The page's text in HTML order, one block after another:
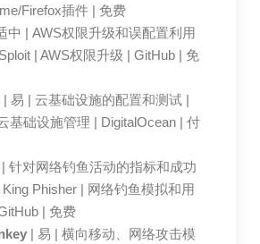
Firefox插件 | 免费
中 | AWS权限升级和误配置利用
| AWS权限升级 | GitHub | 免
| 易 | 云基础设施的配置和测试 |
基础设施管理 | DigitalOcean | 付
针对网络钓鱼活动的指标和成功
Phisher | 网络钓鱼模拟和用
| 免费
| 易 | 横向移动、网络攻击模